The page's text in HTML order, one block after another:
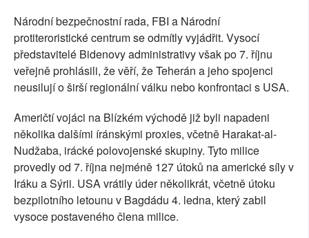
Národní bezpečnostní rada, FBI a Národní
protiteroristické centrum se odmítly vyjádřit. Vysocí
představitelé Bidenovy administrativy však po 7. říjnu
veřejně prohlásili, že věří, že Teherán a jeho spojenci
neusilují o širší regionální válku nebo konfrontaci s USA.
Američtí vojáci na Blízkém východě již byli napadeni
několika dalšími íránskými proxies, včetně Harakat-al-
Nudžaba, irácké polovojenské skupiny. Tyto milice
provedly od 7. října nejméně 127 útoků na americké síly v
Iráku a Sýrii. USA vrátily úder několikrát, včetně útoku
bezpilotního letounu v Bagdádu 4. ledna, který zabil
vysoce postaveného člena milice.